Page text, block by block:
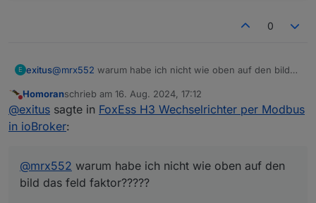
0
E exitus@mrx552 warum habe ich nicht wie oben auf den bild
Nicht stören
Homoranschrieb am 16. Aug. 2024, 17:12
zuletzt editiert von
@exitus sagte in FoxEss H3 Wechselrichter per Modbus
in ioBroker:
@mrx552 warum habe ich nicht wie oben auf den
bild das feld faktor?????